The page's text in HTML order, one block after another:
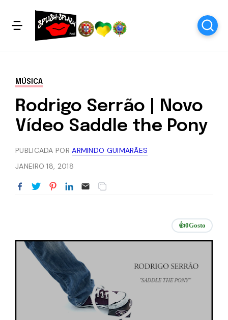
MÚSICA
Rodrigo Serrão | Novo
Vídeo Saddle the Pony
PUBLICADA PORARMINDO GUIMARÃES
JANEIRO 18, 2018
👍0Gosto